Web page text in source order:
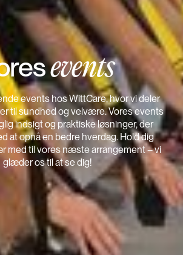
events
events hos WittCare, hvor vi deler
til sundhed og velvære. Vores events
indsigt og praktiske løsninger, der
at opnå en bedre hverdag. Hold dig
med til vores næste arrangement – vi
glæder os til at se dig!